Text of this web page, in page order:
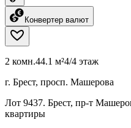
Конвертер валют
2 комн.44.1 м²4/4 этаж
г. Брест, просп. Машерова
Лот 9437. Брест, пр-т
квартиры